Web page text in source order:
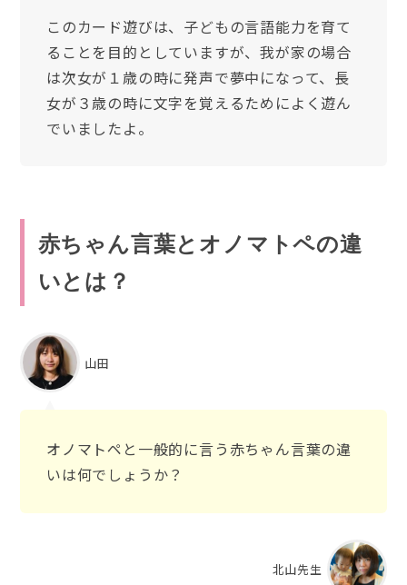
このカード遊びは、子どもの言語能力を育て
ることを目的としていますが、我が家の場合
は次女が１歳の時に発声で夢中になって、長
女が３歳の時に文字を覚えるためによく遊ん
でいましたよ。
赤ちゃん言葉とオノマトペの違
いとは？
山田
オノマトペと一般的に言う赤ちゃん言葉の違
いは何でしょうか？
北山先生